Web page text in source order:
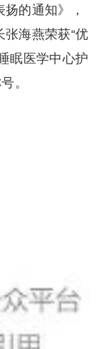
的通知》，
海燕荣获“优
眠医学中心护
。